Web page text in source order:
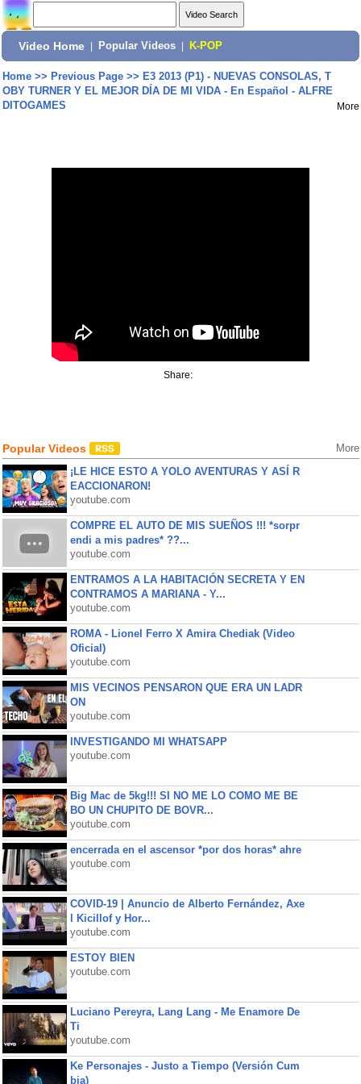
Video Home Popular Videos K-POP
Home>> Previous Page>> E3 2013 (P1) - NUEVAS CONSOLAS, T
OBY TURNER Y EL MEJOR DÍA DE MI VIDA - En Español - ALFRE
DITOGAMES
More
Share:
Popular Videos More
¡LE HICE ESTO A YOLO AVENTURAS Y ASÍ R
EACCIONARON!
youtube.com
COMPRE EL AUTO DE MIS SUEÑOS !!! *sorpr
endi a mis padres* ??...
youtube.com
ENTRAMOS A LA HABITACIÓN SECRETA Y EN
CONTRAMOS A MARIANA - Y...
youtube.com
ROMA - Lionel Ferro X Amira Chediak (Video
Oficial)
youtube.com
MIS VECINOS PENSARON QUE ERA UN LADR
ON
youtube.com
INVESTIGANDO MI WHATSAPP
youtube.com
Big Mac de 5kg!!! SI NO ME LO COMO ME BE
BO UN CHUPITO DE BOVR...
youtube.com
encerrada en el ascensor *por dos horas* ahre
youtube.com
COVID-19 | Anuncio de Alberto Fernández, Axe
l Kicillof y Hor...
youtube.com
ESTOY BIEN
youtube.com
Luciano Pereyra, Lang Lang - Me Enamore De
Ti
youtube.com
Ke Personajes - Justo a Tiempo (Versión Cum
bia)